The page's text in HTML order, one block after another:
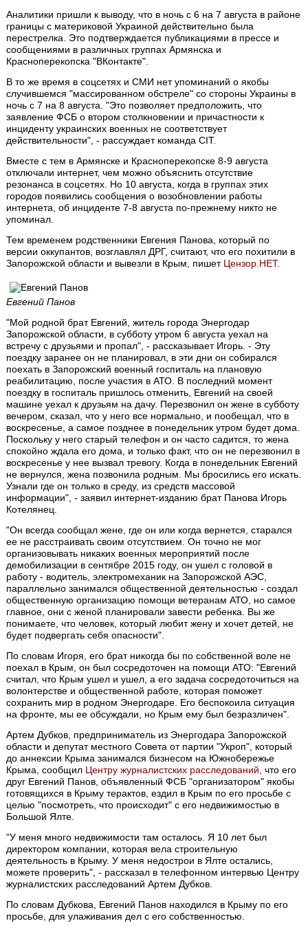
Аналитики пришли к выводу, что в ночь с 6 на 7 августа в районе
границы с материковой Украиной действительно была
перестрелка. Это подтверждается публикациями в прессе и
сообщениями в различных группах Армянска и
Красноперекопска "ВКонтакте".
В то же время в соцсетях и СМИ нет упоминаний о якобы
случившемся "массированном обстреле" со стороны Украины в
ночь с 7 на 8 августа. "Это позволяет предположить, что
заявление ФСБ о втором столкновении и причастности к
инциденту украинских военных не соответствует
действительности", - рассуждает команда CIT.
Вместе с тем в Армянске и Красноперекопске 8-9 августа
отключали интернет, чем можно объяснить отсутствие
резонанса в соцсетях. Но 10 августа, когда в группах этих
городов появились сообщения о возобновлении работы
интернета, об инциденте 7-8 августа по-прежнему никто не
упоминал.
Тем временем родственники Евгения Панова, который по
версии оккупантов, возглавлял ДРГ, считают, что его похитили в
Запорожской области и вывезли в Крым, пишет Цензор.НЕТ.
Евгений Панов
"Мой родной брат Евгений, житель города Энергодар
Запорожской области, в субботу утром 6 августа уехал на
встречу с друзьями и пропал", - рассказывает Игорь. - Эту
поездку заранее он не планировал, в эти дни он собирался
поехать в Запорожский военный госпиталь на плановую
реабилитацию, после участия в АТО. В последний момент
поездку в госпиталь пришлось отменить, Евгений на своей
машине уехал к друзьям на дачу. Перезвонил он жене в субботу
вечером, сказал, что у него все нормально, и пообещал, что в
воскресенье, а самое позднее в понедельник утром будет дома.
Поскольку у него старый телефон и он часто садится, то жена
спокойно ждала его дома, и только факт, что он не перезвонил в
воскресенье у нее вызвал тревогу. Когда в понедельник Евгений
не вернулся, жена позвонила родным. Мы бросились его искать.
Узнали где он только в среду, из средств массовой
информации", - заявил интернет-изданию брат Панова Игорь
Котелянец.
"Он всегда сообщал жене, где он или когда вернется, старался
ее не расстраивать своим отсутствием. Он точно не мог
организовывать никаких военных мероприятий после
демобилизации в сентябре 2015 году, он ушел с головой в
работу - водитель, электромеханик на Запорожской АЭС,
параллельно занимался общественной деятельностью - создал
общественную организацию помощи ветеранам АТО, но самое
главное, они с женой планировали завести ребенка. Вы же
понимаете, что человек, который любит жену и хочет детей, не
будет подвергать себя опасности".
По словам Игоря, его брат никогда бы по собственной воле не
поехал в Крым, он был сосредоточен на помощи АТО: "Евгений
считал, что Крым ушел и ушел, а его задача сосредоточиться на
волонтерстве и общественной работе, которая поможет
сохранить мир в родном Энергодаре. Его беспокоила ситуация
на фронте, мы ее обсуждали, но Крым ему был безразличен".
Артем Дубков, предприниматель из Энергодара Запорожской
области и депутат местного Совета от партии "Укроп", который
до аннексии Крыма занимался бизнесом на Южнобережье
Крыма, сообщил Центру журналистских расследований,что его
друг Евгений Панов, объявленный ФСБ "организатором" якобы
готовящихся в Крыму терактов, ездил в Крым по его просьбе с
целью "посмотреть, что происходит" с его недвижимостью в
Большой Ялте.
"У меня много недвижимости там осталось. Я 10 лет был
директором компании, которая вела строительную
деятельность в Крыму. У меня недострои в Ялте остались,
можете проверить", - рассказал в телефонном интервью Центру
журналистских расследований Артем Дубков.
По словам Дубкова, Евгений Панов находился в Крыму по его
просьбе, для улаживания дел с его собственностью.